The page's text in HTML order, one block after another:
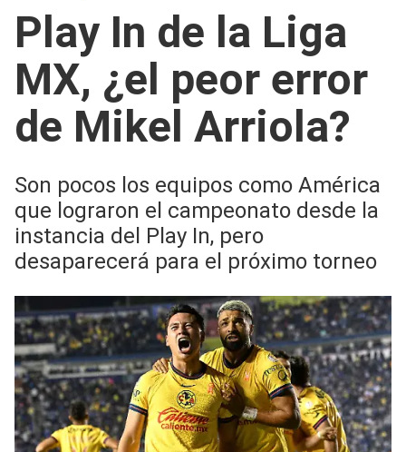
Play In de la Liga
MX, ¿el peor error
de Mikel Arriola?
Son pocos los equipos como América
que lograron el campeonato desde la
instancia del Play In, pero
desaparecerá para el próximo torneo